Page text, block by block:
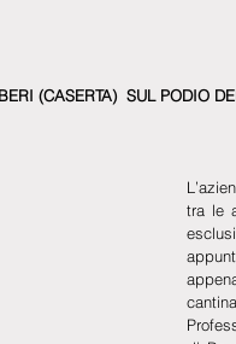
(CASERTA)  SUL PODIO
tra le